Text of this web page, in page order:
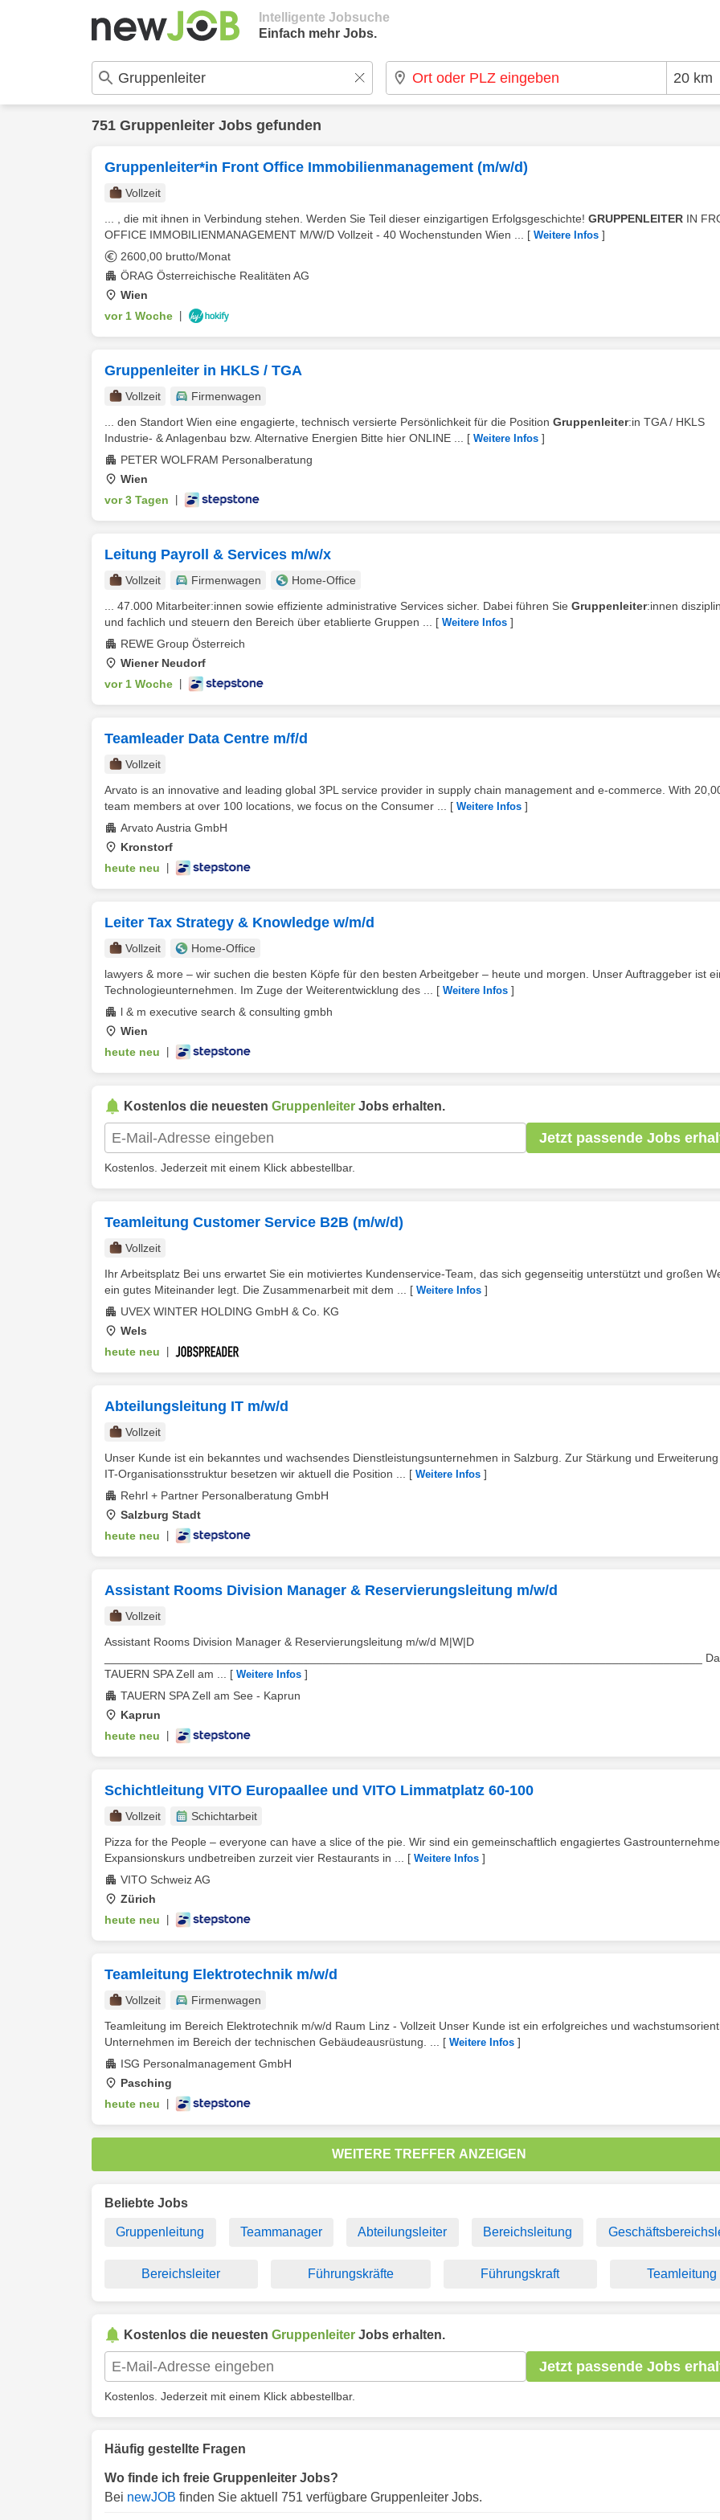
Intelligente Jobsuche
Einfach mehr Jobs.
751 Gruppenleiter Jobs gefunden
Gruppenleiter*in Front Office Immobilienmanagement (m/w/d)
Vollzeit
... , die mit ihnen in Verbindung stehen. Werden Sie Teil dieser einzigartigen Erfolgsgeschichte! GRUPPENLEITER IN
OFFICE IMMOBILIENMANAGEMENT M/W/D Vollzeit - 40 Wochenstunden Wien ...
[ Weitere Infos ]
2600,00 brutto/Monat
ÖRAG Österreichische Realitäten AG
Wien
vor 1 Woche
Gruppenleiter in HKLS / TGA
Vollzeit
Firmenwagen
... den Standort Wien eine engagierte, technisch versierte Persönlichkeit für die Position Gruppenleiter:in TGA / HKLS
Industrie- & Anlagenbau bzw. Alternative Energien Bitte hier ONLINE ...
[ Weitere Infos ]
PETER WOLFRAM Personalberatung
Wien
vor 3 Tagen
Leitung Payroll & Services m/w/x
Vollzeit Firmenwagen
Home-Office
... 47.000 Mitarbeiter:innen sowie effiziente administrative Services sicher. Dabei führen Sie Gruppenleiter:innen
und fachlich und steuern den Bereich über etablierte Gruppen ...
[ Weitere Infos ]
REWE Group Österreich
Wiener Neudorf
vor 1 Woche
Teamleader Data Centre m/f/d
Vollzeit
Arvato is an innovative and leading global 3PL service provider in supply chain management and e-commerce. With
team members at over 100 locations, we focus on the Consumer ...
[ Weitere Infos ]
Arvato Austria GmbH
Kronstorf
heute neu
Leiter Tax Strategy & Knowledge w/m/d
Vollzeit
Home-Office
lawyers & more – wir suchen die besten Köpfe für den besten Arbeitgeber – heute und morgen. Unser Auftraggeber ist
Technologieunternehmen. Im Zuge der Weiterentwicklung des ...
[ Weitere Infos ]
l & m executive search & consulting gmbh
Wien
heute neu
Kostenlos die neuesten Gruppenleiter Jobs erhalten.
Jetzt passende Jobs
Kostenlos. Jederzeit mit einem Klick abbestellbar.
Teamleitung Customer Service B2B (m/w/d)
Vollzeit
Ihr Arbeitsplatz Bei uns erwartet Sie ein motiviertes Kundenservice-Team, das sich gegenseitig unterstützt und großen
ein gutes Miteinander legt. Die Zusammenarbeit mit dem ...
[ Weitere Infos ]
UVEX WINTER HOLDING GmbH & Co. KG
Wels
heute neu
Abteilungsleitung IT m/w/d
Vollzeit
Unser Kunde ist ein bekanntes und wachsendes Dienstleistungsunternehmen in Salzburg. Zur Stärkung und
IT-Organisationsstruktur besetzen wir aktuell die Position ...
[ Weitere Infos ]
Rehrl + Partner Personalberatung GmbH
Salzburg Stadt
heute neu
Assistant Rooms Division Manager & Reservierungsleitung m/w/d
Vollzeit
Assistant Rooms Division Manager & Reservierungsleitung m/w/d M|W|D
_____________________________________________________________________________________________
TAUERN SPA Zell am ...
[ Weitere Infos ]
TAUERN SPA Zell am See - Kaprun
Kaprun
heute neu
Schichtleitung VITO Europaallee und VITO Limmatplatz 60-100
Vollzeit
Schichtarbeit
Pizza for the People – everyone can have a slice of the pie. Wir sind ein gemeinschaftlich engagiertes
Expansionskurs undbetreiben zurzeit vier Restaurants in ...
[ Weitere Infos ]
VITO Schweiz AG
Zürich
heute neu
Teamleitung Elektrotechnik m/w/d
Vollzeit
Firmenwagen
Teamleitung im Bereich Elektrotechnik m/w/d Raum Linz - Vollzeit Unser Kunde ist ein erfolgreiches und
Unternehmen im Bereich der technischen Gebäudeausrüstung. ...
[ Weitere Infos ]
ISG Personalmanagement GmbH
Pasching
heute neu
WEITERE TREFFER ANZEIGEN
Beliebte Jobs
Gruppenleitung Teammanager Abteilungsleiter Bereichsleitung
Bereichsleiter Führungskräfte Führungskraft Teamleitung
Kostenlos die neuesten Gruppenleiter Jobs erhalten.
Jetzt passende Jobs
Kostenlos. Jederzeit mit einem Klick abbestellbar.
Häufig gestellte Fragen
Wo finde ich freie Gruppenleiter Jobs?
Bei newJOB finden Sie aktuell 751 verfügbare Gruppenleiter Jobs.